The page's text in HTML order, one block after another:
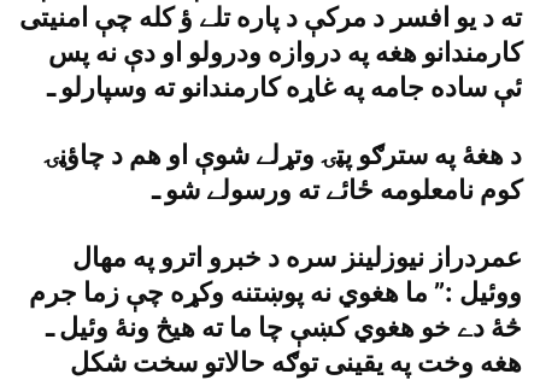
ته د يو افسر د مرکې د پاره تلے ؤ کله چې امنيتى
کارمندانو هغه په دروازه ودرولو او دې نه پس
ئې ساده جامه په غاړه کارمندانو ته وسپارلو ـ
د هغۀ په سترګو پټۍ وتړلے شوې او هم د چاؤڼۍ
کوم نامعلومه ځائے ته ورسولے شو ـ
عمردراز نيوزلينز سره د خبرو اترو په مهال
ووئيل :” ما هغوي نه پوښتنه وکړه چې زما جرم
څۀ دے خو هغوي کښې چا ما ته هيڅ ونۀ وئيل ـ
هغه وخت په يقينى توګه حالاتو سخت شکل